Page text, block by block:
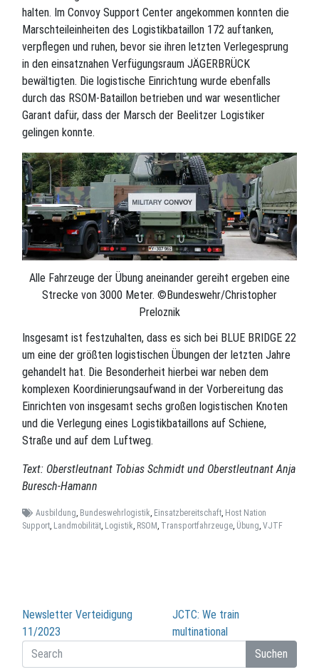
halten. Im Convoy Support Center angekommen konnten die
Marschteileinheiten des Logistikbataillon 172 auftanken,
verpflegen und ruhen, bevor sie ihren letzten Verlegesprung
in den einsatznahen Verfügungsraum JÄGERBRÜCK
bewältigten. Die logistische Einrichtung wurde ebenfalls
durch das RSOM-Bataillon betrieben und war wesentlicher
Garant dafür, dass der Marsch der Beelitzer Logistiker
gelingen konnte.
Alle Fahrzeuge der Übung aneinander gereiht ergeben eine
Strecke von 3000 Meter. ©Bundeswehr/Christopher
Preloznik
Insgesamt ist festzuhalten, dass es sich bei BLUE BRIDGE 22
um eine der größten logistischen Übungen der letzten Jahre
gehandelt hat. Die Besonderheit hierbei war neben dem
komplexen Koordinierungsaufwand in der Vorbereitung das
Einrichten von insgesamt sechs großen logistischen Knoten
und die Verlegung eines Logistikbataillons auf Schiene,
Straße und auf dem Luftweg.
Text: Oberstleutnant Tobias Schmidt und Oberstleutnant Anja
Buresch-Hamann
Ausbildung, Bundeswehrlogistik, Einsatzbereitschaft, Host Nation
Support, Landmobilität, Logistik, RSOM, Transportfahrzeuge, Übung, VJTF
Beitragsnavigation
Newsletter Verteidigung
11/2023
JCTC: We train
multinational
Suchen